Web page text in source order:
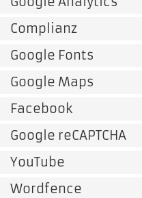
Complianz
Google Fonts
Google Maps
Facebook
Google reCAPTCHA
YouTube
Wordfence